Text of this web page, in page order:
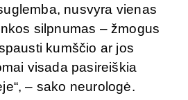
nusvyra vienas
silpnumas – žmogus
kumščio ar jos
visada pasireiškia
– sako neurologė.